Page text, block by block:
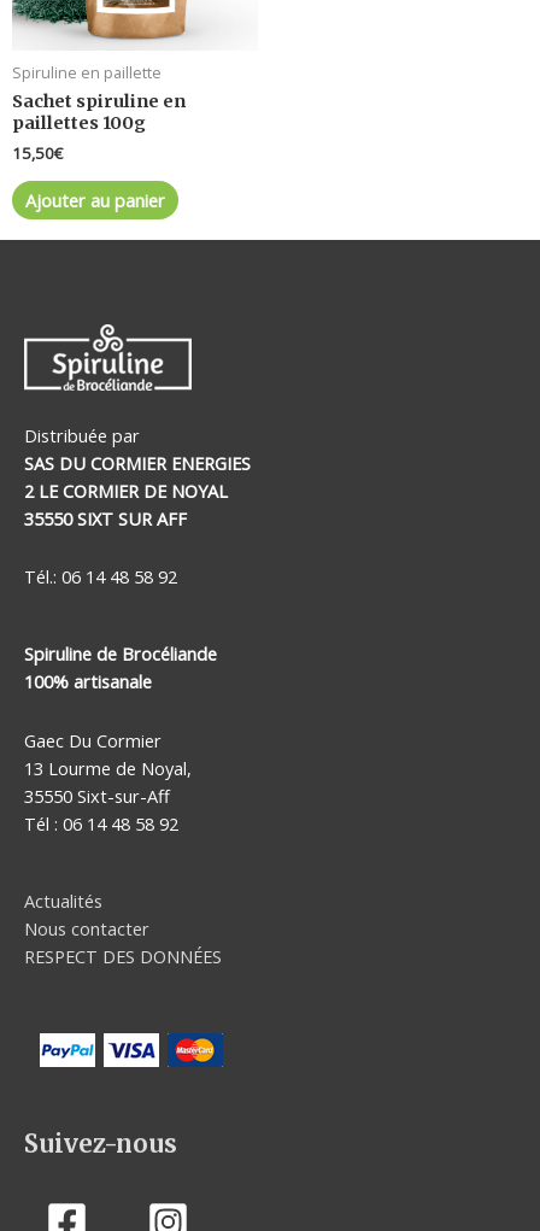
Spiruline en paillette
Sachet spiruline en
paillettes 100g
15,50€
Ajouter au panier
Distribuée par
SAS DU CORMIER ENERGIES
2 LE CORMIER DE NOYAL
35550 SIXT SUR AFF
Tél.: 06 14 48 58 92
Spiruline de Brocéliande
100% artisanale
Gaec Du Cormier
13 Lourme de Noyal,
35550 Sixt-sur-Aff
Tél : 06 14 48 58 92
Actualités
Nous contacter
RESPECT DES DONNÉES
Suivez-nous